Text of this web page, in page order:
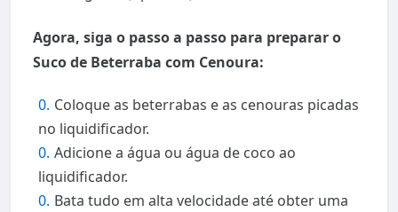
Agora, siga o passo a passo para preparar o
Suco de Beterraba com Cenoura:
Coloque as beterrabas e as cenouras picadas
no liquidificador.
Adicione a água ou água de coco ao
liquidificador.
Bata tudo em alta velocidade até obter uma